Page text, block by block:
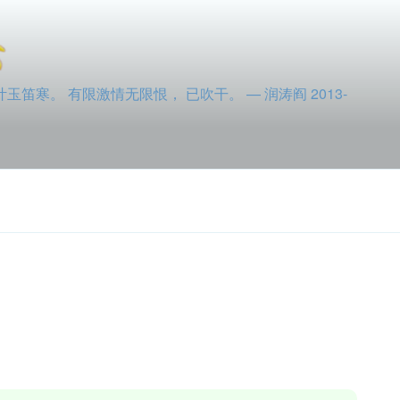
笛寒。 有限激情无限恨， 已吹干。 — 润涛阎 2013-